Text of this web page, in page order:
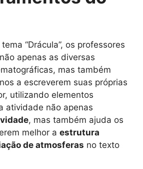
“Drácula”, os professores
apenas as diversas
mas também
a escreverem suas próprias
utilizando elementos
atividade não apenas
, mas também ajuda os
melhor a estrutura
de atmosferas no texto